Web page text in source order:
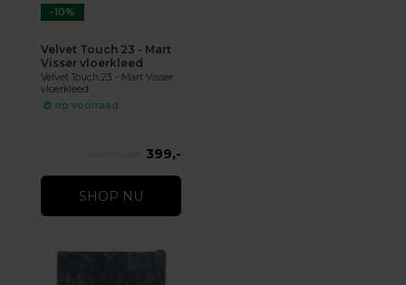
-10%
Velvet Touch 23 - Mart
Visser vloerkleed
Velvet Touch 23 - Mart Visser
vloerkleed
op voorraad
399,-
SHOP NU